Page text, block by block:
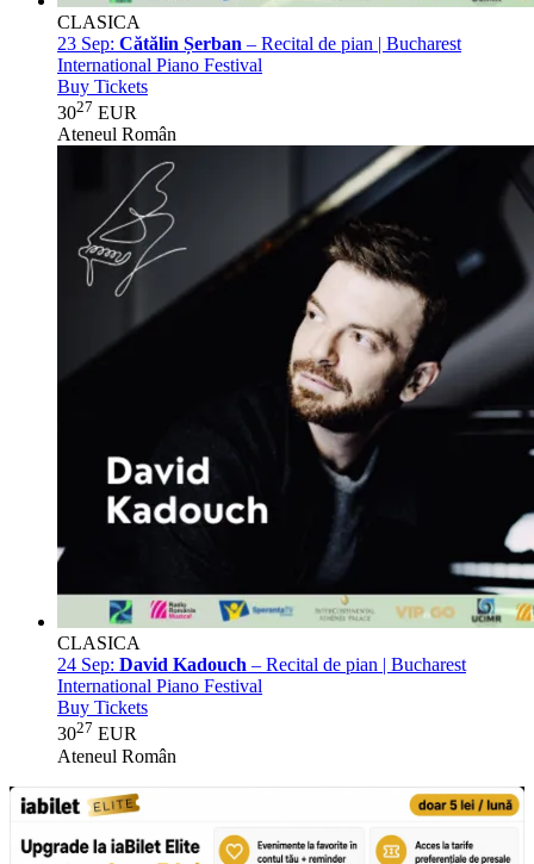
CLASICA
23 Sep: Cătălin Șerban – Recital de pian | Bucharest
International Piano Festival
Buy Tickets
3027 EUR
Ateneul Român
CLASICA
24 Sep: David Kadouch – Recital de pian | Bucharest
International Piano Festival
Buy Tickets
3027 EUR
Ateneul Român